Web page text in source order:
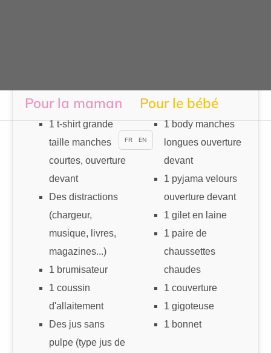
Pour la maman
1 t-shirt grande
taille manches
courtes, ouverture
devant
Des distractions
(chargeur,
musique, livres,
magazines...)
1 brumisateur
1 coussin
d'allaitement
Des jus sans
pulpe (type jus de
Pour le bébé
1 body manches
longues ouverture
devant
1 pyjama velours
ouverture devant
1 gilet en laine
1 paire de
chaussettes
chaudes
1 couverture
1 gigoteuse
1 bonnet
FR EN